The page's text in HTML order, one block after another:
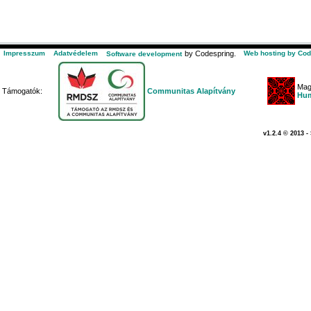
Impresszum Adatvédelem Software development by Codespring. Web hosting by
Támogatók: Communitas Alapítvány
v1.2.4 © 2013